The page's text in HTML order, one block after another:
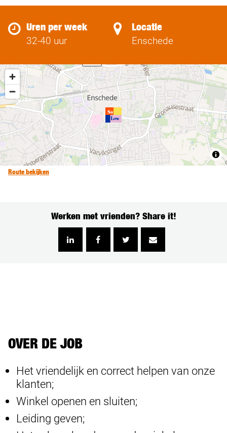
Uren per week
32-40 uur
Locatie
Enschede
Route bekijken
Werken met vrienden? Share it!
OVER DE JOB
Het vriendelijk en correct helpen van onze
klanten;
Winkel openen en sluiten;
Leiding geven;